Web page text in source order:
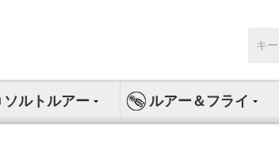
索:
ソルトルアー ルアー＆フライ